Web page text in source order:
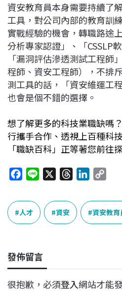
資安教育員本身需要持續了
工具，對公司內部的教育訓
實戰經驗的機會，轉職路途
分析專家認證」、「CSSLP
「漏洞評估滲透測試工程師
程師、資安工程師），不排
測工具的話，「資安維運工
也會是個不錯的選擇。
想了解更多的科技業職缺嗎
行攜手合作、透視上百種科
「職缺百科」正等著您前往
c
e
b
o
k
e
e
a
n
k
e
p
y
L
人才 資安 資安教育
發佈留言
很抱歉，必須登入網站才能